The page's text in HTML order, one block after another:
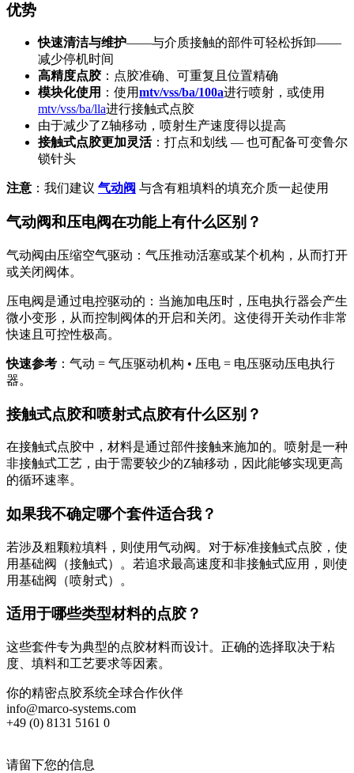
优势
快速清洁与维护——与介质接触的部件可轻松拆卸——
减少停机时间
高精度点胶：点胶准确、可重复且位置精确
模块化使用 ：使用mtv/vss/ba/100a进行喷射，或使用
mtv/vss/ba/lla进行接触式点胶
由于减少了Z轴移动，喷射生产速度得以提高
接触式点胶更加灵活：打点和划线 — 也可配备可变鲁尔
锁针头
注意 ：我们建议 气动阀 与含有粗填料的填充介质一起使用
气动阀和压电阀在功能上有什么区别？
气动阀由压缩空气驱动：气压推动活塞或某个机构，从而打开
或关闭阀体。
压电阀是通过电控驱动的：当施加电压时，压电执行器会产生
微小变形，从而控制阀体的开启和关闭。这使得开关动作非常
快速且可控性极高。
快速参考 ：气动 = 气压驱动机构 • 压电 = 电压驱动压电执行
器。
接触式点胶和喷射式点胶有什么区别？
在接触式点胶中，材料是通过部件接触来施加的。喷射是一种
非接触式工艺，由于需要较少的Z轴移动，因此能够实现更高
的循环速率。
如果我不确定哪个套件适合我？
若涉及粗颗粒填料，则使用气动阀。对于标准接触式点胶，使
用基础阀（接触式）。若追求最高速度和非接触式应用，则使
用基础阀（喷射式）。
适用于哪些类型材料的点胶？
这些套件专为典型的点胶材料而设计。正确的选择取决于粘
度、填料和工艺要求等因素。
你的精密点胶系统全球合作伙伴
info@marco-systems.com
+49 (0) 8131 5161 0
请留下您的信息